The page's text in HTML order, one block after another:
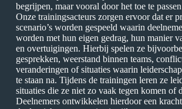
begrijpen, maar vooral door het toe te
Onze trainingsacteurs zorgen ervoor dat er
scenario’s worden gespeeld waarin
worden met hun eigen gedrag, hun manier
en overtuigingen. Hierbij spelen ze
gesprekken, weerstand binnen teams,
veranderingen of situaties waarin
te staan na. Tijdens de trainingen leren ze
situaties die ze niet zo vaak tegen komen of
Deelnemers ontwikkelen hierdoor een